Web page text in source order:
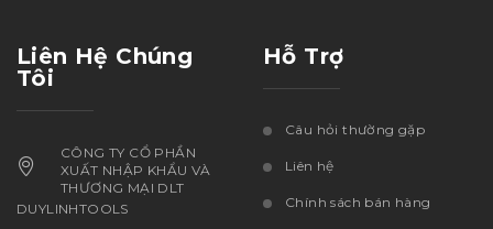
Liên Hệ Chúng
Tôi
CÔNG TY CỔ PHẦN
XUẤT NHẬP KHẨU VÀ
THƯƠNG MẠI DLT
DUYLINHTOOLS
Hỗ Trợ
Câu hỏi thường gặp
Liên hệ
Chính sách bán hàng